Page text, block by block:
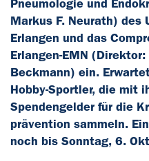
Pneumologie und
Markus F. Neurath)
Erlangen und das
Erlangen-EMN
Beckmann) ein.
Hobby-Sportler, die mit
Spendengelder für die
prävention sammeln.
noch bis Sonntag, 6.